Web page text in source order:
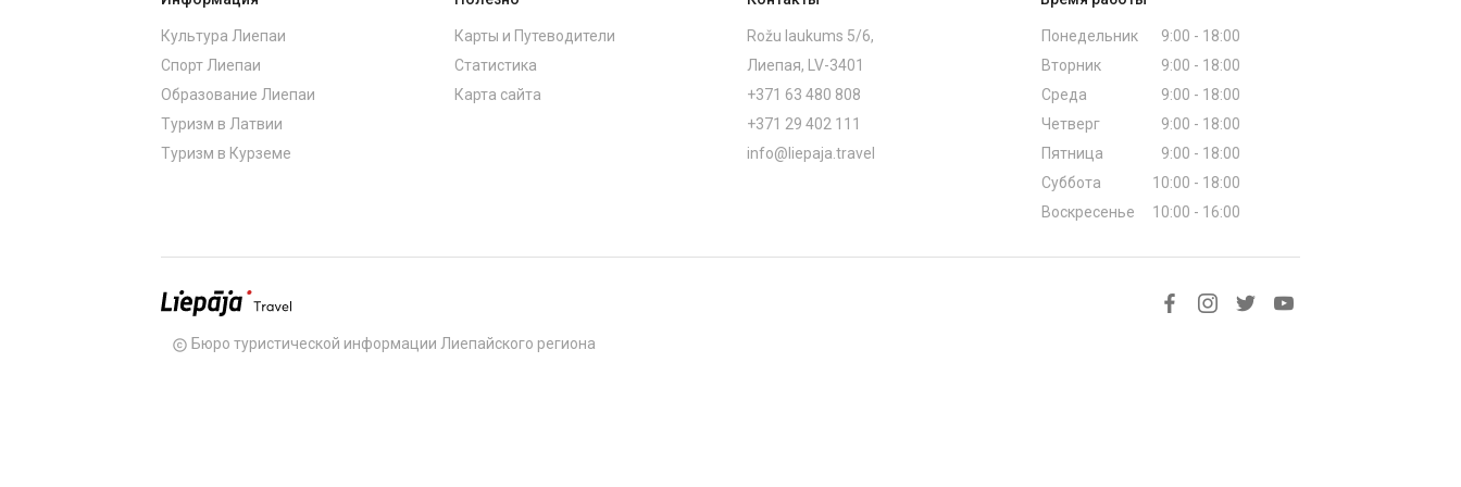
Культура Лиепаи
Спорт Лиепаи
Образование Лиепаи
Туризм в Латвии
Туризм в Курземе
Карты и Путеводители
Статистика
Карта сайта
Rožu laukums 5/6,
Лиепая, LV-3401
+371 63 480 808
+371 29 402 111
info@liepaja.travel
Понедельник
9:00 - 18:00
Вторник
9:00 - 18:00
Среда
9:00 - 18:00
Четверг
9:00 - 18:00
Пятница
9:00 - 18:00
Суббота
10:00 - 18:00
Воскресенье
10:00 - 16:00
copyright Бюро туристической информации Лиепайского региона